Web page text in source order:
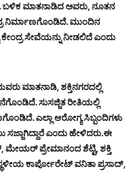
ಬಳಿಕ ಮಾತನಾಡಿದ ಅವರು, ನೂತನ
ನಿರ್ಮಾಣಗೊಂಡಿದೆ. ಮುಂದಿನ
ಸೇವೆಯನ್ನು ನೀಡಲಿದೆ ಎಂದು
ಮಾತನಾಡಿ, ಶಕ್ತಿನಗರದಲ್ಲಿ
ಸುಸಜ್ಜಿತ ರೀತಿಯಲ್ಲಿ
ಎಲ್ಲಾ ಆರೋಗ್ಯ ಸಿಬ್ಬಂದಿಗಳು
ಸಜ್ಜಾಗಿದ್ದಾರೆ ಎಂದು ಹೇಳಿದರು.ಈ
ಪ್ರೇಮಾನಂದ ಶೆಟ್ಟಿ, ಶಕ್ತಿ
ಕಾರ್ಪೋರೇಟ್ ವನಿತಾ ಪ್ರಸಾದ್,